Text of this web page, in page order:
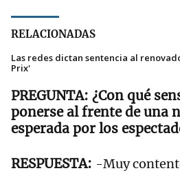
RELACIONADAS
Las redes dictan sentencia al
Prix'
¿Con qué
ponerse al frente de una
esperada por los
-Muy